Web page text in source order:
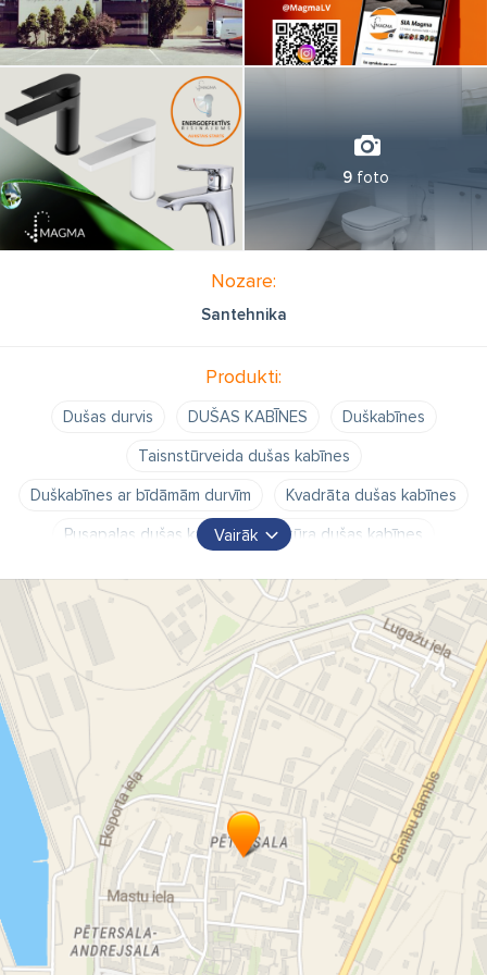
9 foto
Nozare:
Santehnika
Produkti:
Dušas durvis DUŠAS KABĪNES
Duškabīnes
Taisnstūrveida dušas kabīnes
Duškabīnes ar bīdāmām durvīm
Kvadrāta dušas kabīnes
Pusapaļas dušas kabīnes
Stūra dušas kabīnes
Dušas stūri
Dušas sienas
Dušas sienas Walk in
Bīdāmas dušas durvis
Dušas paliktņi
Dušas komplekti
Dušas klausules
Dušas galvas
Dušas komplekti
Dušas pievadi
Iebūvējamās dušas
Augšējās dušas
Augšējās dušas turētāji
Sānu dušas
Dušas pārslēdzēji
Dušas ventili
Dušas izvadi
Dušas turētāji
Dušas stieņi
Dušas paneļi
Higiēniskās dušas
Trapi
Elektriskie boileri
Elektriskie dvieļu žāvētāji
Grīdas apkures sistēmas
Grīdas apkures caurules
Vairāk